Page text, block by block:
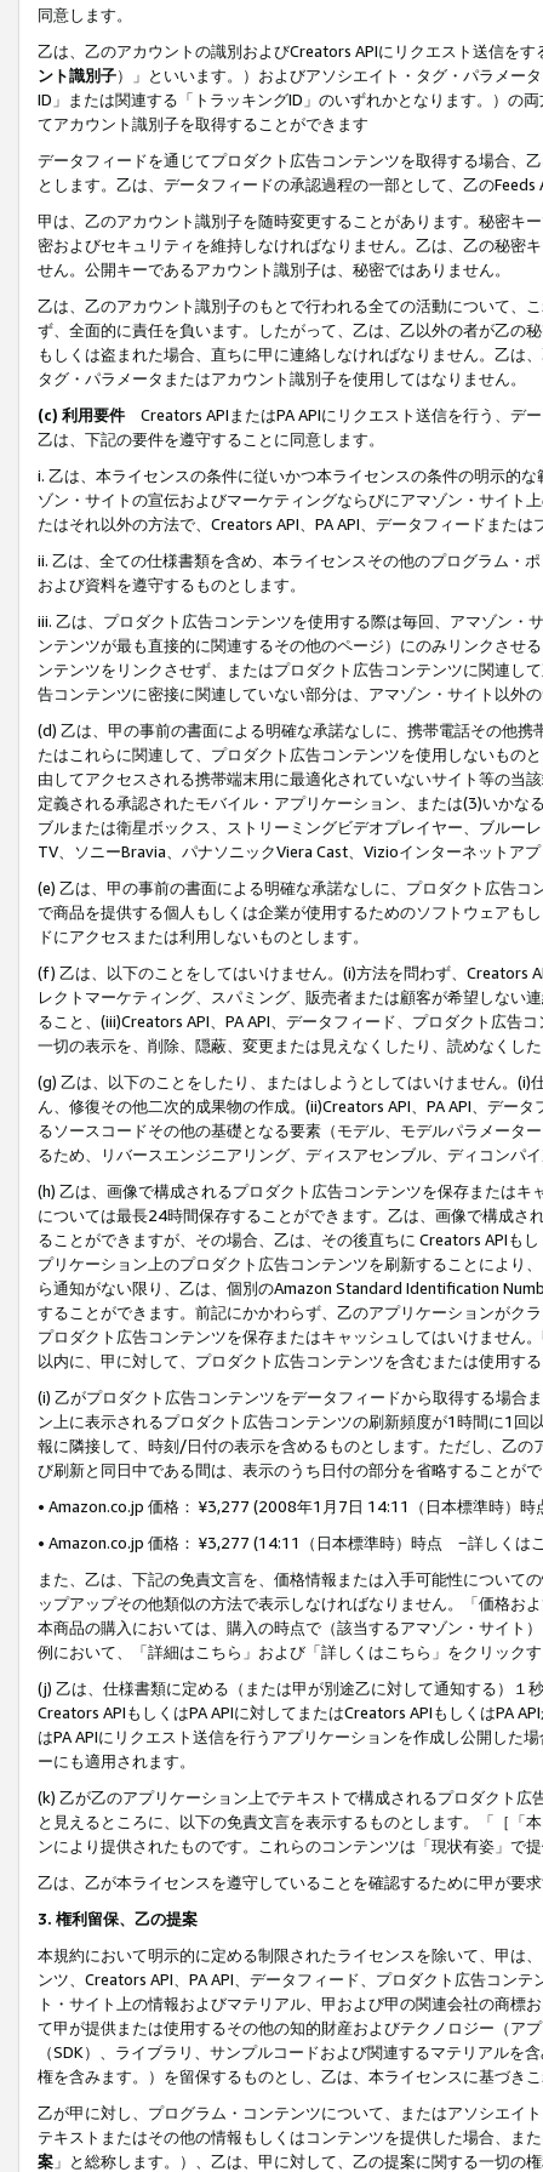
同意します。
乙は、乙のアカウントの識別およびCreators APIにリクエスト送信を
ント識別子）」といいます。）およびアソシエイト・タグ・パラメー
ID」または関連する「トラッキングID」のいずれかとなります。）の
てアカウント識別子を取得することができます
データフィードを通じてプロダクト広告コンテンツを取得する場合、
とします。乙は、データフィードの承認過程の一部として、乙の
甲は、乙のアカウント識別子を随時変更することがあります。秘密キ
密およびセキュリティを維持しなければなりません。乙は、乙の秘密
せん。公開キーであるアカウント識別子は、秘密ではありません。
乙は、乙のアカウント識別子のもとで行われる全ての活動について、
ず、全面的に責任を負います。したがって、乙は、乙以外の者が乙の
もしくは盗まれた場合、直ちに甲に連絡しなければなりません。乙は
タグ・パラメータまたはアカウント識別子を使用してはなりません。
(c) 利用要件 Creators APIまたはPA APIにリクエスト送信を行う、デ
乙は、下記の要件を遵守することに同意します。
i. 乙は、本ライセンスの条件に従いかつ本ライセンスの条件の明示的
ゾン・サイトの宣伝およびマーケティングならびにアマゾン・サイト
たはそれ以外の方法で、Creators API、PA API、データフィードまた
ii. 乙は、全ての仕様書類を含め、本ライセンスその他のプログラム・
および資料を遵守するものとします。
iii. 乙は、プロダクト広告コンテンツを使用する際は毎回、アマゾン
ンテンツが最も直接的に関連するその他のページ）にのみリンクさせ
ンテンツをリンクさせず、またはプロダクト広告コンテンツに関連し
告コンテンツに密接に関連していない部分は、アマゾン・サイト以外
(d) 乙は、甲の事前の書面による明確な承諾なしに、携帯電話その他
たはこれらに関連して、プロダクト広告コンテンツを使用しないもの
由してアクセスされる携帯端末用に最適化されていないサイト等の当
定義される承認されたモバイル・アプリケーション、または(3)いか
ブルまたは衛星ボックス、ストリーミングビデオプレイヤー、ブルー
TV、ソニーBravia、パナソニックViera Cast、Vizioインターネットア
(e) 乙は、甲の事前の書面による明確な承諾なしに、プロダクト広告
で商品を提供する個人もしくは企業が使用するためのソフトウェアも
ドにアクセスまたは利用しないものとします。
(f) 乙は、以下のことをしてはいけません。(i)方法を問わず、Creators
レクトマーケティング、スパミング、販売者または顧客が希望しない
ること、(iii)Creators API、PA API、データフィード、プロダクト広告
一切の表示を、削除、隠蔽、変更または見えなくしたり、読めなくし
(g) 乙は、以下のことをしたり、またはしようとしてはいけません。
ん、修復その他二次的成果物の作成。(ii)Creators API、PA API、デー
るソースコードその他の基礎となる要素（モデル、モデルパラメータ
るため、リバースエンジニアリング、ディスアセンブル、ディコンパ
(h) 乙は、画像で構成されるプロダクト広告コンテンツを保存または
については最長24時間保存することができます。乙は、画像で構成
ることができますが、その場合、乙は、その後直ちに Creators APIも
プリケーション上のプロダクト広告コンテンツを刷新することにより
ら通知がない限り、乙は、個別のAmazon Standard Identification
することができます。前記にかかわらず、乙のアプリケーションがク
プロダクト広告コンテンツを保存またはキャッシュしてはいけません
以内に、甲に対して、プロダクト広告コンテンツを含むまたは使用す
(i) 乙がプロダクト広告コンテンツをデータフィードから取得する場合
ン上に表示されるプロダクト広告コンテンツの刷新頻度が1時間に1
報に隣接して、時刻/日付の表示を含めるものとします。ただし、乙
び刷新と同日中である間は、表示のうち日付の部分を省略することが
• Amazon.co.jp 価格： ¥3,277 (2008年1月7日 14:11（日本標準時）
• Amazon.co.jp 価格： ¥3,277 (14:11（日本標準時）時点 −詳しくは
また、乙は、下記の免責文言を、価格情報または入手可能性について
ップアップその他類似の方法で表示しなければなりません。「価格
本商品の購入においては、購入の時点で（該当するアマゾン・サイト
例において、「詳細はこちら」および「詳しくはこちら」をクリック
(j) 乙は、仕様書類に定める（または甲が別途乙に対して通知する）
Creators APIもしくはPA APIに対してまたはCreators APIもしくはPA
はPA APIにリクエスト送信を行うアプリケーションを作成し公開した
ーにも適用されます。
(k) 乙が乙のアプリケーション上でテキストで構成されるプロダクト
と見えるところに、以下の免責文言を表示するものとします。「［「
ンにより提供されたものです。これらのコンテンツは「現状有姿」で
乙は、乙が本ライセンスを遵守していることを確認するために甲が要
3. 権利留保、乙の提案
本規約において明示的に定める制限されたライセンスを除いて、甲は
ンツ、Creators API、PA API、データフィード、プロダクト広告コン
ト・サイト上の情報およびマテリアル、甲および甲の関連会社の商
て甲が提供または使用するその他の知的財産およびテクノロジー（ア
（SDK）、ライブラリ、サンプルコードおよび関連するマテリアル
権を含みます。）を留保するものとし、乙は、本ライセンスに基づき
乙が甲に対し、プログラム・コンテンツについて、またはアソシエイ
テキストまたはその他の情報もしくはコンテンツを提供した場合、ま
案 」と総称します。）、乙は、甲に対して、乙の提案に関する一切